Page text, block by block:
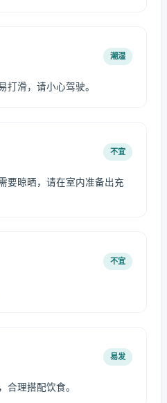
潮湿
打滑，请小心驾驶。
不宜
要晾晒，请在室内准备出充
不宜
易发
合理搭配饮食。